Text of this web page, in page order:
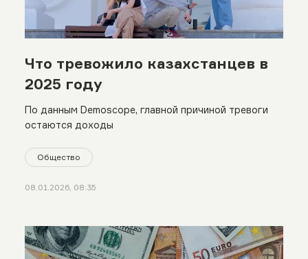
Что тревожило казахстанцев в
2025 году
По данным Demoscope, главной причиной тревоги
остаются доходы
Общество
08.01.2026, 08:35